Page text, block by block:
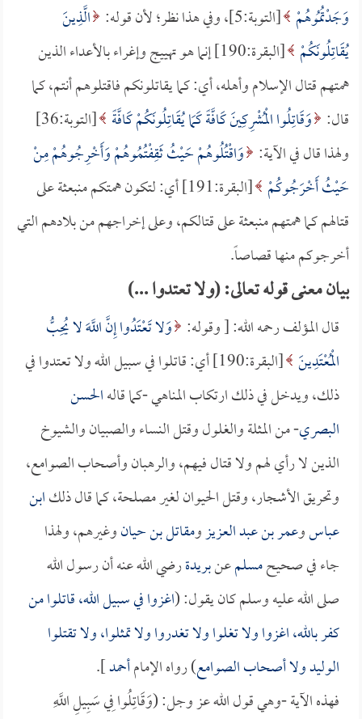
وَجَدْتُمُوهُمْ [التوبة:5]، وفي هذا نظر؛ لأن قوله:
الَّذِينَ
يُقَاتِلُونَكُمْ
[البقرة:190] إنما هو تهييج وإغراء بالأعداء الذين
همتهم قتال الإسلام وأهله، أي: كما يقاتلونكم فاقتلوهم أنتم، كما
قال: وَقَاتِلُوا الْمُشْرِكِينَ كَافَّةً كَمَا يُقَاتِلُونَكُمْ كَافَّةً
[التوبة:36]
ولهذا قال في الآية: وَاقْتُلُوهُمْ حَيْثُ ثَقِفْتُمُوهُمْ وَأَخْرِجُوهُمْ مِنْ
حَيْثُ أَخْرَجُوكُمْ
[البقرة:191] أي: لتكون همتكم منبعثة على
قتالهم كما همتهم منبعثة على قتالكم، وعلى إخراجهم من بلادهم التي
أخرجوكم منها قصاصاً.
بيان معنى قوله تعالى: (ولا تعتدوا ...)
قال المؤلف رحمه الله: [ وقوله: وَلا تَعْتَدُوا إِنَّ اللَّهَ لا يُحِبُّ
الْمُعْتَدِينَ
[البقرة:190] أي: قاتلوا في سبيل الله ولا تعتدوا في
ذلك، ويدخل في ذلك ارتكاب المناهي -كما قالهالحسن
البصري- من المثلة والغلول وقتل النساء والصبيان والشيوخ
الذين لا رأي لهم ولا قتال فيهم، والرهبان وأصحاب الصوامع،
وتحريق الأشجار، وقتل الحيوان لغير مصلحة، كما قال ذلكابن
عباسوعمر بن عبد العزيزومقاتل بن حيانوغيرهم، ولهذا
جاء في صحيحمسلمعنبريدةرضي الله عنه أن رسول الله
صلى الله عليه وسلم كان يقول: (اغزوا في سبيل الله، قاتلوا من
كفر بالله، اغزوا ولا تغلوا ولا تغدروا ولا تمثلوا، ولا تقتلوا
الوليد ولا أصحاب الصوامع) رواه الإمامأحمد].
فهذه الآية -وهي قول الله عز وجل: (وَقَاتِلُوا فِي سَبِيلِ اللَّهِ